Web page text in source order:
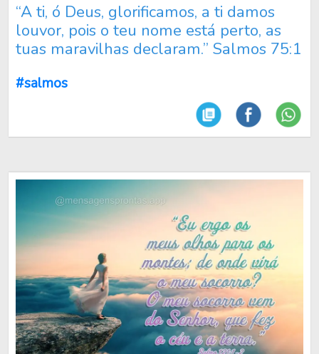
“A ti, ó Deus, glorificamos, a ti damos
louvor, pois o teu nome está perto, as
tuas maravilhas declaram.” Salmos 75:1
#salmos